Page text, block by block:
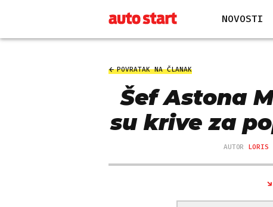
NOVOSTI
POVRATAK NA ČLANAK
Šef Astona
su krive za
AUTOR LORIS